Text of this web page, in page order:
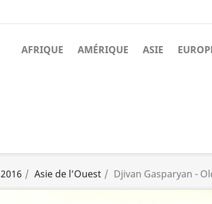
AFRIQUE AMÉRIQUE ASIE
2016 Asie de l’Ouest Djivan Gasparyan -